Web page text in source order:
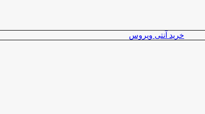
خرید آنتی ویروس